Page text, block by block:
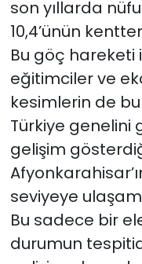
son yıllarda
10,4’ünün
Bu göç hareketi
eğitimciler ve
kesimlerin de
Türkiye genelini
gelişim
seviyeye
Bu sadece bir
durumun